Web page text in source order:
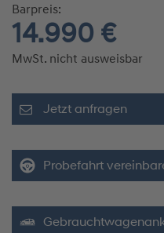
Barpreis:
14.990 €
MwSt. nicht ausweisbar
Jetzt anfragen
Probefahrt